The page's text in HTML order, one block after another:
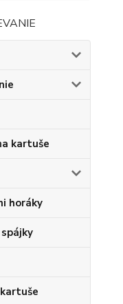
kartuše
horáky